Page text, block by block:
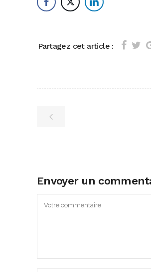
Partagez cet article :
Envoyer un